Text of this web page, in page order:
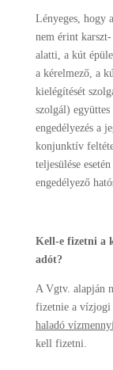
Lényeges, hogy
nem érint
alatti, a kút
a kérelmező, a
kielégítését
szolgál) együttes
engedélyezés a
konjunktív
teljesülése
engedélyező
Kell-e fizetni a
adót?
A Vgtv. alapján
fizetnie a vízjogi
haladó
kell fizetni.